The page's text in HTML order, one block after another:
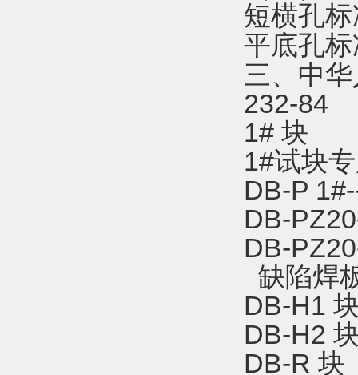
短横孔
平底孔
三、中
232-84
1# 块
1#试块
DB-P
DB-
DB-
缺陷焊
DB-H1
DB-H2
DB-R 块